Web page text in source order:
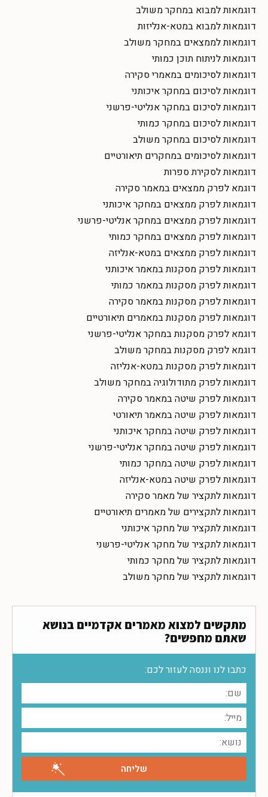
דוגמאות למבוא במחקר משולב
דוגמאות למבוא במטא-אנליזות
דוגמאות לממצאים במחקר משולב
דוגמאות לניתוח תוכן כמותי
דוגמאות לסיכומים במאמרי סקירה
דוגמאות לסיכום במחקר איכותני
דוגמאות לסיכום במחקר אנליטי-פרשני
דוגמאות לסיכום במחקר כמותי
דוגמאות לסיכום במחקר משולב
דוגמאות לסיכומים במחקרים תיאורטיים
דוגמאות לסקירת ספרות
דוגמא לפרק ממצאים במאמר סקירה
דוגמאות לפרק ממצאים במחקר איכותני
דוגמאות לפרק ממצאים במחקר אנליטי-פרשני
דוגמאות לפרק ממצאים במחקר כמותי
דוגמאות לפרק ממצאים במטא-אנליזה
דוגמאות לפרק מסקנות במאמר איכותני
דוגמאות לפרק מסקנות במאמר כמותי
דוגמאות לפרק מסקנות במאמר סקירה
דוגמאות לפרק מסקנות במאמרים תיאורטיים
דוגמא לפרק מסקנות במחקר אנליטי-פרשני
דוגמא לפרק מסקנות במחקר משולב
דוגמאות לפרק מסקנות במטא-אנליזה
דוגמאות לפרק מתודולוגיה במחקר משולב
דוגמאות לפרק שיטה במאמר סקירה
דוגמאות לפרק שיטה במאמר תיאורטי
דוגמאות לפרק שיטה במחקר איכותני
דוגמאות לפרק שיטה במחקר אנליטי-פרשני
דוגמאות לפרק שיטה במחקר כמותי
דוגמאות לפרק שיטה במטא-אנליזה
דוגמאות לתקציר של מאמר סקירה
דוגמאות לתקצירים של מאמרים תיאורטיים
דוגמאות לתקציר של מחקר איכותני
דוגמאות לתקציר של מחקר אנליטי-פרשני
דוגמאות לתקציר של מחקר כמותי
דוגמאות לתקציר של מחקר משולב
מתקשים למצוא מאמרים אקדמיים בנושא
שאתם מחפשים?
כתבו לנו וננסה לעזור לכם: